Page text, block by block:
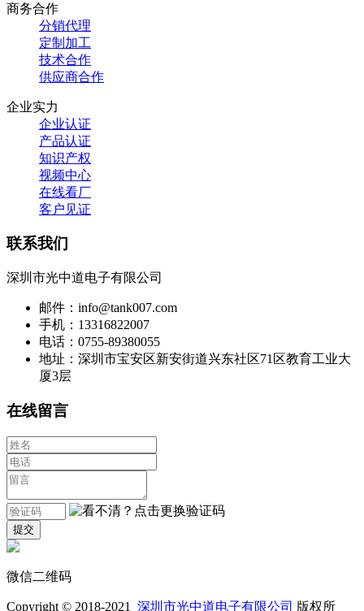
商务合作
分销代理
定制加工
技术合作
供应商合作
企业实力
企业认证
产品认证
知识产权
视频中心
在线看厂
客户见证
联系我们
深圳市光中道电子有限公司
邮件：info@tank007.com
手机：13316822007
电话：0755-89380055
地址：深圳市宝安区新安街道兴东社区71区教育工业大
厦3层
在线留言
微信二维码
Copyright © 2018-2021 深圳市光中道电子有限公司 版权所